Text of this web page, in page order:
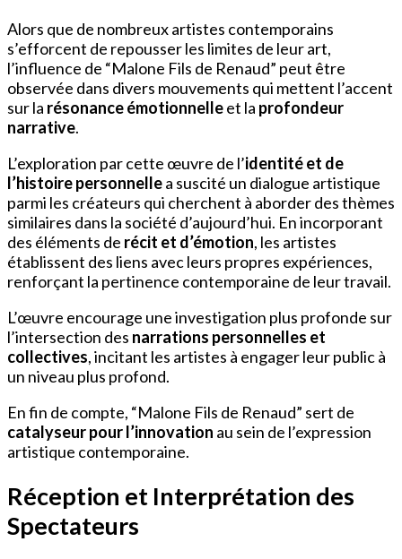
Alors que de nombreux artistes contemporains
s’efforcent de repousser les limites de leur art,
l’influence de “Malone Fils de Renaud” peut être
observée dans divers mouvements qui mettent l’accent
sur la résonance émotionnelleet la profondeur
narrative.
L’exploration par cette œuvre de l’identité et de
l’histoire personnellea suscité un dialogue artistique
parmi les créateurs qui cherchent à aborder des thèmes
similaires dans la société d’aujourd’hui. En incorporant
des éléments de récit et d’émotion, les artistes
établissent des liens avec leurs propres expériences,
renforçant la pertinence contemporaine de leur travail.
L’œuvre encourage une investigation plus profonde sur
l’intersection des narrations personnelles et
collectives, incitant les artistes à engager leur public à
un niveau plus profond.
En fin de compte, “Malone Fils de Renaud” sert de
catalyseur pour l’innovation au sein de l’expression
artistique contemporaine.
Réception et Interprétation des
Spectateurs